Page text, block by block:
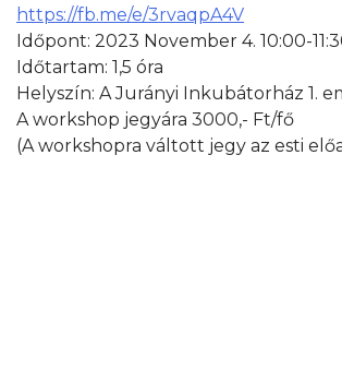
https://fb.me/e/3rvaqpA4V
Időpont: 2023 November 4. 10:00-
Időtartam: 1,5 óra
Helyszín: A Jurányi Inkubátorház 1.
A workshop jegyára 3000,- Ft/fő
(A workshopra váltott jegy az esti